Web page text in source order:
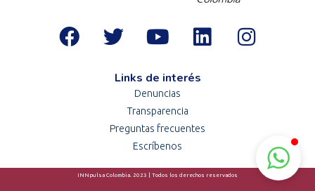
Links de interés
Denuncias
Transparencia
Preguntas frecuentes
Escríbenos
INNpulsa Colombia. 2023 | Todos los derechos reservados